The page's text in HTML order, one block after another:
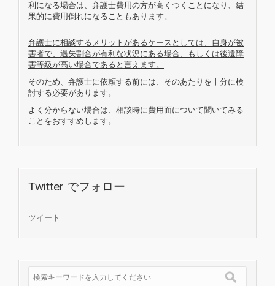
利になる場合は、弁護士費用の方が高くつくことになり、結
果的に費用倒れになることもあります。
弁護士に相談するメリットがあるケースとしては、自身が被
害者で、過失割合が有利な状況にある場合、もしくは後遺障
害等級が高い場合であると言えます。
そのため、弁護士に依頼する前には、そのあたりを十分に検
討する必要があります。
よく分からない場合は、相談時に費用面について聞いてみる
ことをおすすめします。
Twitter でフォロー
ツイート